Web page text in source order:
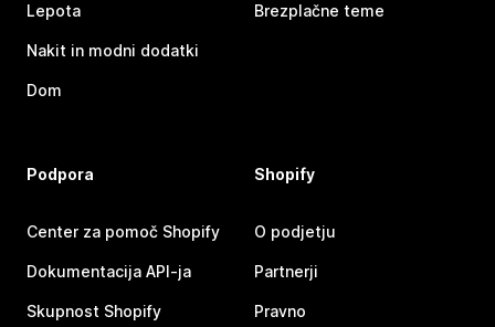
Lepota
Nakit in modni dodatki
Dom
Brezplačne teme
Podpora
Center za pomoč Shopify
Dokumentacija API-ja
Skupnost Shopify
Shopify
O podjetju
Partnerji
Pravno